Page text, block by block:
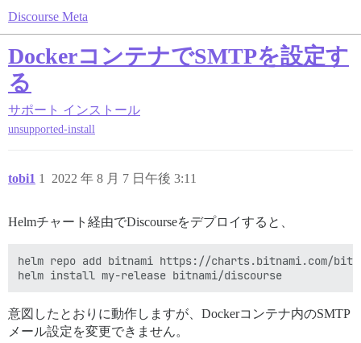
Discourse Meta
DockerコンテナでSMTPを設定す
る
サポート インストール
unsupported-install
tobi1 2022 年 8 月 7 日午後 3:11
1
Helmチャート経由でDiscourseをデプロイすると、
helm repo add bitnami https://charts.bitnami.com/
意図したとおりに動作しますが、Dockerコンテナ内のSMTP
メール設定を変更できません。